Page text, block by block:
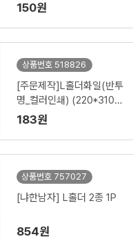
150원
상품번호 518826
[주문제작]L홀더화일(반투
명_컬러인쇄) (220*310m
m)
183원
상품번호 757027
[냐한남자] L홀더 2종 1P
854원